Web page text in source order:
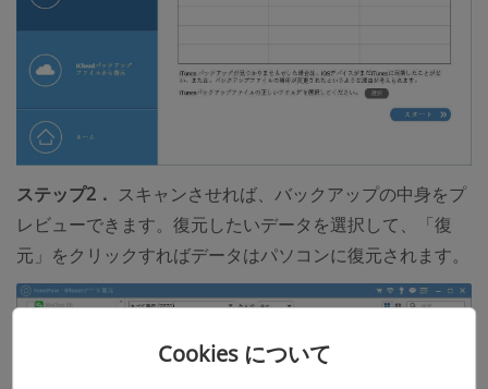
ステップ2． スキャンさせれば、バックアップの中身をプ
レビューできます。復元したいデータを選択して、「復
元」をクリックすればデータはパソコンに復元されます。
Cookies について